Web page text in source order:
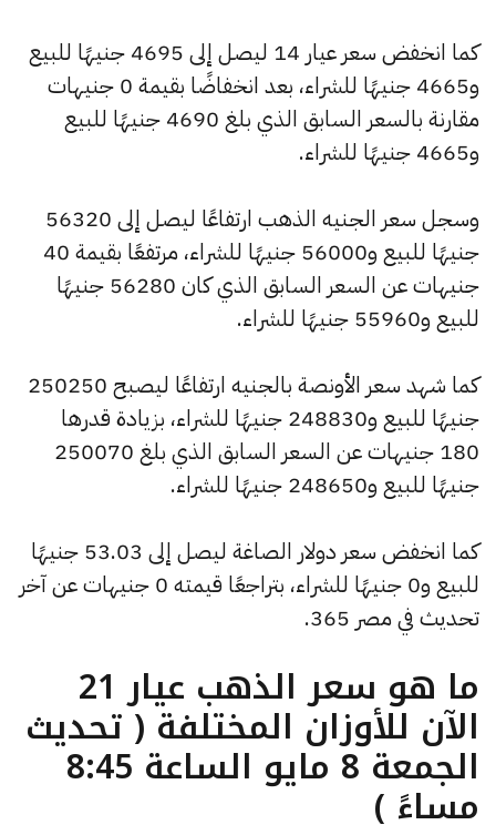
كما انخفض سعر عيار 14 ليصل إلى 4695 جنيهًا للبيع
و4665 جنيهًا للشراء، بعد انخفاضًا بقيمة 0 جنيهات
مقارنة بالسعر السابق الذي بلغ 4690 جنيهًا للبيع
و4665 جنيهًا للشراء.
وسجل سعر الجنيه الذهب ارتفاعًا ليصل إلى 56320
جنيهًا للبيع و56000 جنيهًا للشراء، مرتفعًا بقيمة 40
جنيهات عن السعر السابق الذي كان 56280 جنيهًا
للبيع و55960 جنيهًا للشراء.
كما شهد سعر الأونصة بالجنيه ارتفاعًا ليصبح 250250
جنيهًا للبيع و248830 جنيهًا للشراء، بزيادة قدرها
180 جنيهات عن السعر السابق الذي بلغ 250070
جنيهًا للبيع و248650 جنيهًا للشراء.
كما انخفض سعر دولار الصاغة ليصل إلى 53.03 جنيهًا
للبيع و0 جنيهًا للشراء، بتراجعًا قيمته 0 جنيهات عن آخر
تحديث في مصر 365.
ما هو سعر الذهب عيار 21
الآن للأوزان المختلفة ( تحديث
الجمعة 8 مايو الساعة 8:45
مساءً )